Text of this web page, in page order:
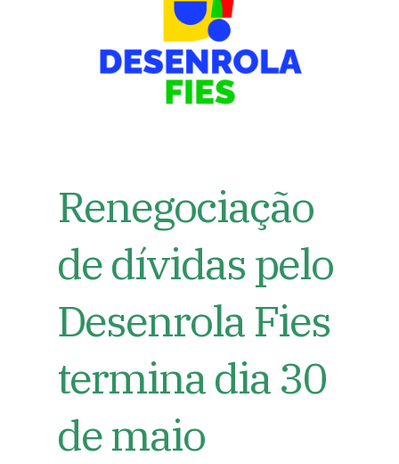
Renegociação
de dívidas pelo
Desenrola Fies
termina dia 30
de maio